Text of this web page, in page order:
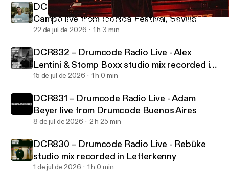
DCR827 – Drumcode Radio Live - Adam Beyer live from
Adam Beyer presents Drumcode
DCR833 – Drumcode Radio Live - Andres
Campo live from Iconica Festival, Sevilla
22 de jul de 2026 1 h 3 min
DCR832 – Drumcode Radio Live - Alex
Lentini & Stomp Boxx studio mix recorded in
Mottola
15 de jul de 2026 1 h 0 min
DCR831 – Drumcode Radio Live - Adam
Beyer live from Drumcode Buenos Aires
8 de jul de 2026 2 h 25 min
DCR830 – Drumcode Radio Live - Rebūke
studio mix recorded in Letterkenny
1 de jul de 2026 1 h 0 min